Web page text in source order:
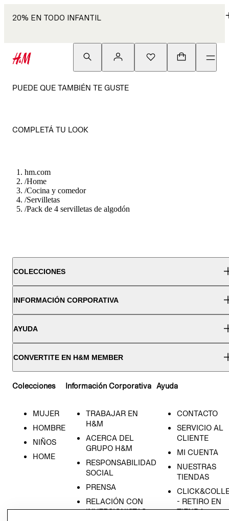
20% EN TODO INFANTIL
PUEDE QUE TAMBIÉN TE GUSTE
COMPLETÁ TU LOOK
hm.com
/Home
/Cocina y comedor
/Servilletas
/Pack de 4 servilletas de algodón
COLECCIONES
INFORMACIÓN CORPORATIVA
AYUDA
CONVERTITE EN H&M MEMBER
Colecciones
MUJER
HOMBRE
NIÑOS
HOME
Información Corporativa
TRABAJAR EN
H&M
ACERCA DEL
GRUPO H&M
RESPONSABILIDAD
SOCIAL
PRENSA
RELACIÓN CON
INVERSIONISTAS
Ayuda
CONTACTO
SERVICIO AL
CLIENTE
MI CUENTA
NUESTRAS
TIENDAS
- RETIRO EN
TIENDA